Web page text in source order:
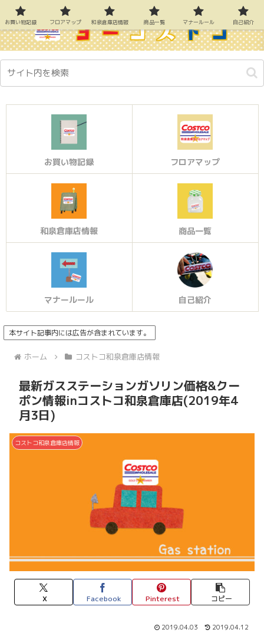
お買い物記録 フロアマップ
和泉倉庫店情報 商品一覧
マナールール 自己紹介
本サイト記事内には広告が含まれています。
ホーム コストコ和泉倉庫店情報
最新ガスステーションガソリン価格&クー
ポン情報inコストコ和泉倉庫店(2019年4
月3日)
コストコ和泉倉庫店情報
X Facebook Pinterest コピー
2019.04.03 2019.04.12
お買い物記録 フロアマップ 和泉倉庫店情報 商品一覧 マナールール 自己紹介